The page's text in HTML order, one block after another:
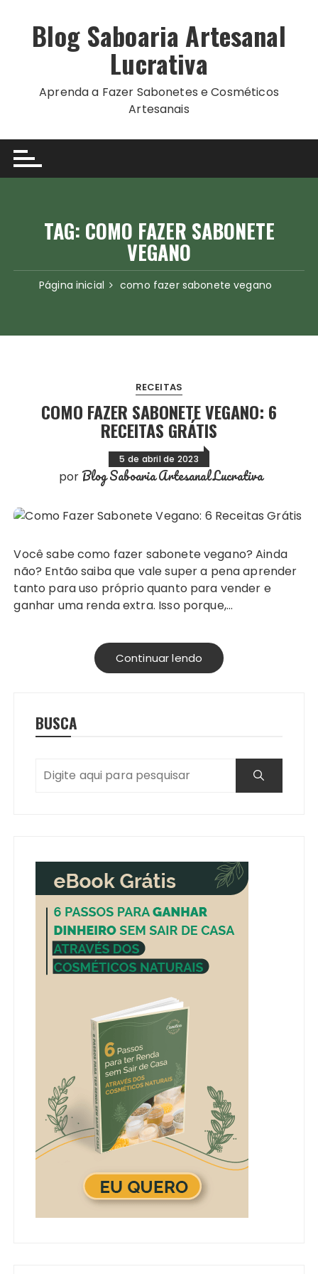
Blog Saboaria Artesanal
Lucrativa
Aprenda a Fazer Sabonetes e Cosméticos
Artesanais
TAG: COMO FAZER SABONETE
VEGANO
Página inicial como fazer sabonete vegano
RECEITAS
COMO FAZER SABONETE VEGANO: 6
RECEITAS GRÁTIS
5 de abril de 2023
por Blog Saboaria Artesanal Lucrativa
Você sabe como fazer sabonete vegano? Ainda
não? Então saiba que vale super a pena aprender
tanto para uso próprio quanto para vender e
ganhar uma renda extra. Isso porque,…
Continuar lendo
BUSCA